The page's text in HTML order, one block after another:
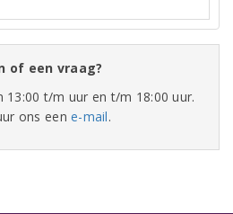
of een vraag?
13:00 t/m uur en t/m 18:00 uur.
ons eene-mail.